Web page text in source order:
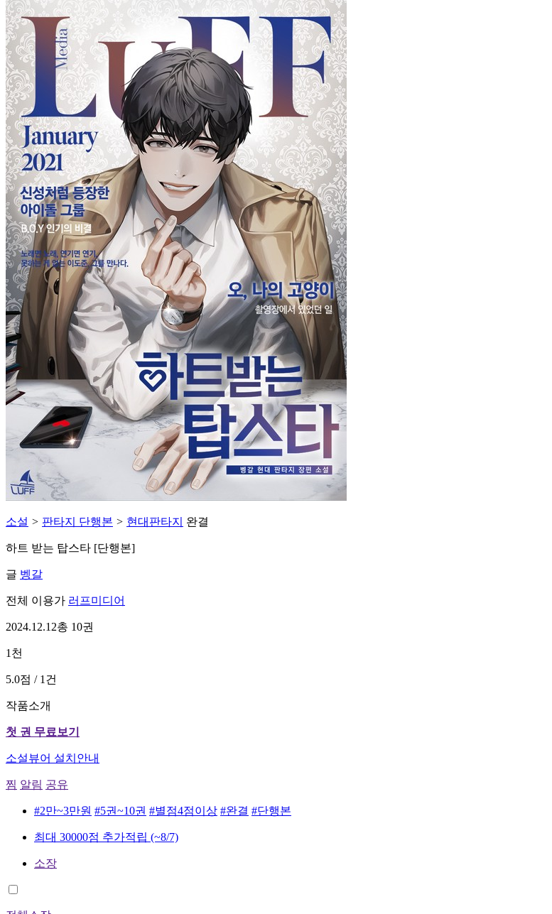
소설 > 판타지 단행본 > 현대판타지 완결
하트 받는 탑스타 [단행본]
글 벵갈
전체 이용가 러프미디어
2024.12.12총 10권
1천
5.0점 / 1건
작품소개
첫 권 무료보기
소설뷰어 설치안내
찜 알림 공유
#2만~3만원 #5권~10권 #별점4점이상 #완결 #단행본
최대 30000점 추가적립 (~8/7)
소장